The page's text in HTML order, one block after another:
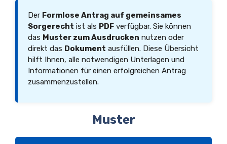
Der Formlose Antrag auf gemeinsames
Sorgerecht ist als PDF verfügbar. Sie können
das Muster zum Ausdrucken nutzen oder
direkt das Dokument ausfüllen. Diese Übersicht
hilft Ihnen, alle notwendigen Unterlagen und
Informationen für einen erfolgreichen Antrag
zusammenzustellen.
Muster